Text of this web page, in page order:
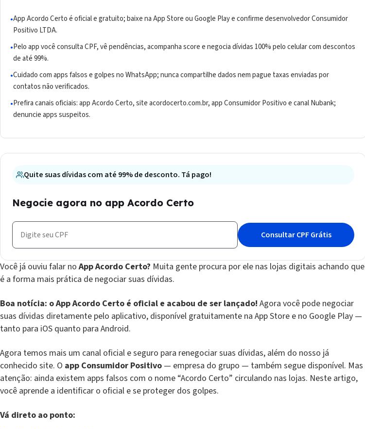
App Acordo Certo é oficial e gratuito; baixe na App Store ou Google Play e confirme desenvolvedor Consumidor
Positivo LTDA.
Pelo app você consulta CPF, vê pendências, acompanha score e negocia dívidas 100% pelo celular com descontos
de até 99%.
Cuidado com apps falsos e golpes no WhatsApp; nunca compartilhe dados nem pague taxas enviadas por
contatos não verificados.
Prefira canais oficiais: app Acordo Certo, site acordocerto.com.br, app Consumidor Positivo e canal Nubank;
denuncie apps suspeitos.
Quite suas dívidas com até 99% de desconto. Tá pago!
Negocie agora no app Acordo Certo
Você já ouviu falar noApp Acordo Certo? Muita gente procura por ele nas lojas digitais achando que
é a forma mais prática de negociar suas dívidas.
Boa notícia: o App Acordo Certo é oficial e acabou de ser lançado! Agora você pode negociar
suas dívidas diretamente pelo aplicativo, disponível gratuitamente na App Store e no Google Play —
tanto para iOS quanto para Android.
Agora temos mais um canal oficial e seguro para renegociar suas dívidas, além do nosso já
conhecido site. O app Consumidor Positivo — empresa do grupo — também segue disponível. Mas
atenção: ainda existem apps falsos com o nome “Acordo Certo” circulando nas lojas. Neste artigo,
você aprende a identificar o oficial e se proteger dos golpes.
Vá direto ao ponto: